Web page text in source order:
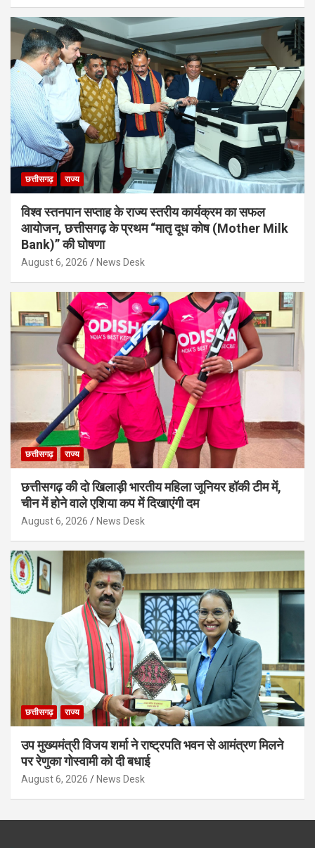
छत्तीसगढ़ राज्य
विश्व स्तनपान सप्ताह के राज्य स्तरीय कार्यक्रम का सफल
आयोजन, छत्तीसगढ़ के प्रथम “मातृ दूध कोष (Mother Milk
Bank)” की घोषणा
August 6, 2026 News Desk
छत्तीसगढ़ राज्य
छत्तीसगढ़ की दो खिलाड़ी भारतीय महिला जूनियर हॉकी टीम में,
चीन में होने वाले एशिया कप में दिखाएंगी दम
August 6, 2026 News Desk
छत्तीसगढ़ राज्य
उप मुख्यमंत्री विजय शर्मा ने राष्ट्रपति भवन से आमंत्रण मिलने
पर रेणुका गोस्वामी को दी बधाई
August 6, 2026 News Desk